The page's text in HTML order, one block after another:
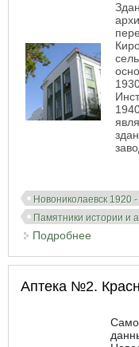
Новониколаевск 1920
Памятники истории и
Подробнее
Аптека №2.